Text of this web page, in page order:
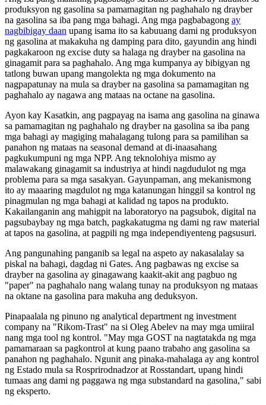
produksyon ng gasolina sa pamamagitan ng paghahalo ng drayber
na gasolina sa iba pang mga bahagi. Ang mga pagbabagong ay
nagbibigay daan upang isama ito sa kabuuang dami ng produksyon
ng gasolina at makakuha ng damping para dito, gayundin ang hindi
pagkakaroon ng excise duty sa halaga ng drayber na gasolina na
ginagamit para sa paghahalo. Ang mga kumpanya ay bibigyan ng
tatlong buwan upang mangolekta ng mga dokumento na
nagpapatunay na mula sa drayber na gasolina sa pamamagitan ng
paghahalo ay nagawa ang mataas na octane na gasolina.
Ayon kay Kasatkin, ang pagpayag na isama ang gasolina na ginawa
sa pamamagitan ng paghahalo ng drayber na gasolina sa iba pang
mga bahagi ay magiging mahalagang tulong para sa pamilihan sa
panahon ng mataas na seasonal demand at di-inaasahang
pagkukumpuni ng mga NPP. Ang teknolohiya mismo ay
malawakang ginagamit sa industriya at hindi nagdudulot ng mga
problema para sa mga sasakyan. Gayunpaman, ang mekanismong
ito ay maaaring magdulot ng mga katanungan hinggil sa kontrol ng
pinagmulan ng mga bahagi at kalidad ng tapos na produkto.
Kakailanganin ang mahigpit na laboratoryo na pagsubok, digital na
pagsubaybay ng mga batch, pagkakatugma ng dami ng raw material
at tapos na gasolina, at pagpili ng mga independiyenteng pagsusuri.
Ang pangunahing panganib sa legal na aspeto ay nakasalalay sa
piskal na bahagi, dagdag ni Gates. Ang pagbawas ng excise sa
drayber na gasolina ay ginagawang kaakit-akit ang pagbuo ng
"paper" na paghahalo nang walang tunay na produksyon ng mataas
na oktane na gasolina para makuha ang deduksyon.
Pinapaalala ng pinuno ng analytical department ng investment
company na "Rikom-Trast" na si Oleg Abelev na may mga umiiral
nang mga tool ng kontrol. "May mga GOST na nagtatakda ng mga
pamamaraan sa pagkontrol at kung paano trabaho ang gasolina sa
panahon ng paghahalo. Ngunit ang pinaka-mahalaga ay ang kontrol
ng Estado mula sa Rosprirodnadzor at Rosstandart, upang hindi
tumaas ang dami ng paggawa ng mga substandard na gasolina," sabi
ng eksperto.